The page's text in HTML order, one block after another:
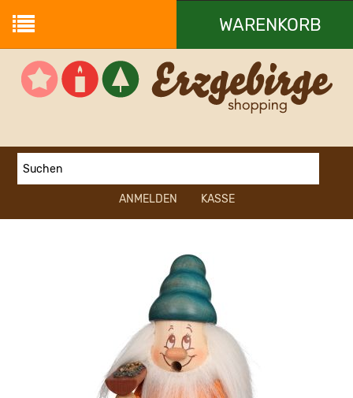
WARENKORB
Ihr Warenkorb ist leer.
ANMELDEN KASSE